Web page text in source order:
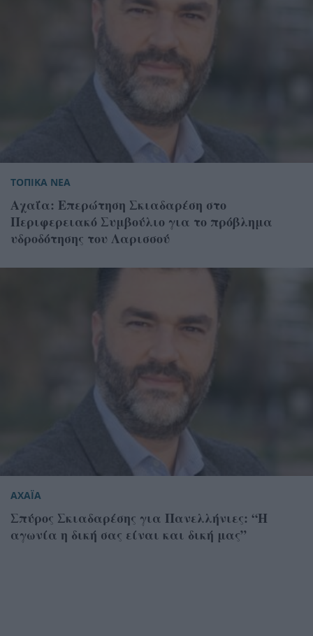
ΤΟΠΙΚΑ ΝΕΑ
Αχαΐα: Επερώτηση Σκιαδαρέση στο
Περιφερειακό Συμβούλιο για το πρόβλημα
υδροδότησης του Λαρισσού
ΑΧΑΪΑ
Σπύρος Σκιαδαρέσης για Πανελλήνιες: “Η
αγωνία η δική σας είναι και δική μας”